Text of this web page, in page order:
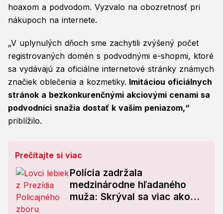
hoaxom a podvodom. Vyzvalo na obozretnosť pri
nákupoch na internete.
„V uplynulých dňoch sme zachytili zvýšený počet
registrovaných domén s podvodnými e-shopmi, ktoré
sa vydávajú za oficiálne internetové stránky známych
značiek oblečenia a kozmetiky. Imitáciou oficiálnych
stránok a bezkonkurenčnými akciovými cenami sa
podvodníci snažia dostať k vašim peniazom,“
priblížilo.
Prečítajte si viac
Polícia zadržala
medzinárodne hľadaného
muža: Skrýval sa viac ako